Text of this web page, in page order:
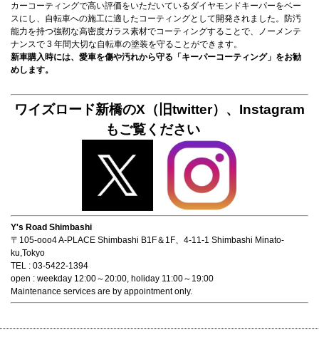
カーコーティングで高い評価をいただいているダイヤモンドキーパーをベー
スにし、自転車への施工に適したコーティングとして開発されました。防汚
能力を持つ強靭な高密度ガラス素材でコーティングすることで、ノーメンテ
ナンスで 3 年間大切な自転車の塗装を守ることができます。
新車購入時には、愛車を傷や汚れから守る「キーパーコーティング」をお勧
めします。
ワイズロード新橋のX（旧twitter）、Instagram
もご覧ください
Y's Road Shimbashi
〒105-ooo4 A-PLACE Shimbashi B1F＆1F、4-11-1 Shimbashi Minato-
ku,Tokyo
TEL : 03-5422-1394
open : weekday 12:00～20:00, holiday 11:00～19:00
Maintenance services are by appointment only.